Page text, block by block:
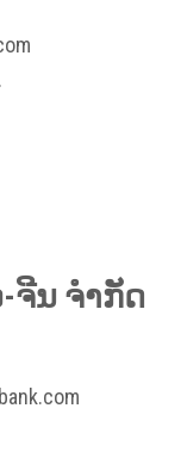
ຈີນ ຈຳກັດ